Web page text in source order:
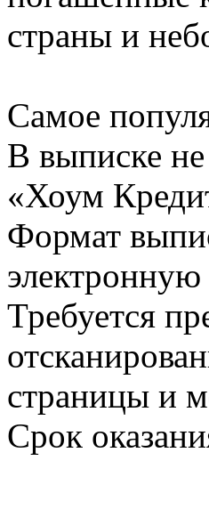
страны и
Самое
В выписке
«Хоум
Формат
Требуется
страницы и
Срок